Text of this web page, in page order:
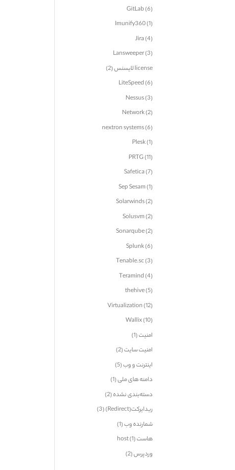
GitLab(6)
Imunify360(1)
Jira(4)
Lansweeper(3)
license لایسنس
(2)
LiteSpeed(6)
Nessus(3)
Network(2)
nextron systems(6)
Plesk(1)
PRTG(11)
Safetica(7)
Sep Sesam(1)
Solarwinds(2)
Solusvm(2)
Sonarqube(2)
Splunk(6)
Tenable.sc(3)
Teramind(4)
thehive(5)
Virtualization(12)
Wallix(10)
امنیت(1)
امنیت سایت(2)
اینترنت و وب(5)
دامنه های ملی(1)
دسته‌بندی نشده(2)
ریدایرکت(Redirect)
(3)
شمارنده وب(1)
هاست host(1)
وردپرس(2)